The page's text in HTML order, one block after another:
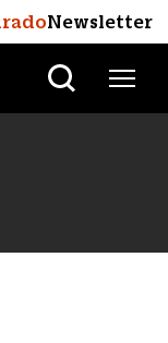
Newsletter